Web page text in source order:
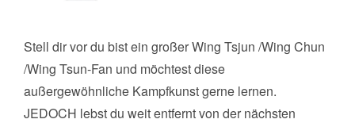
Stell dir vor du bist ein großer Wing Tsjun /Wing Chun
/Wing Tsun-Fan und möchtest diese
außergewöhnliche Kampfkunst gerne lernen.
JEDOCH lebst du weit entfernt von der nächsten